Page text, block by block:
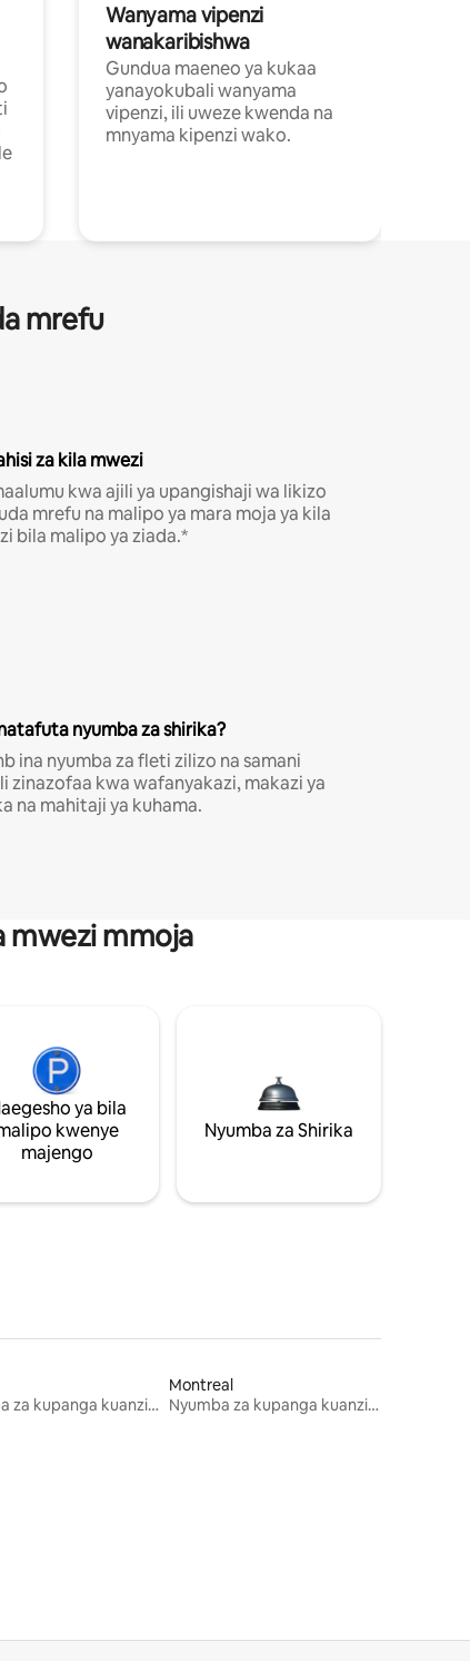
Wanyama vipenzi
wanakaribishwa
Gundua maeneo ya kukaa
yanayokubali wanyama
vipenzi, ili uweze kwenda na
mnyama kipenzi wako.
mrefu
za kila mwezi
kwa ajili ya upangishaji wa likizo
mrefu na malipo ya mara moja ya kila
bila malipo ya ziada.*
nyumba za shirika?
ina nyumba za fleti zilizo na samani
zinazofaa kwa wafanyakazi, makazi ya
na mahitaji ya kuhama.
mwezi mmoja
ya bila
kwenye
majengo
Nyumba za Shirika
Nyumba za kupanga kuanzia mwezi mmoja
Montreal
Nyumba za kupanga kuanzia mwezi mmoja